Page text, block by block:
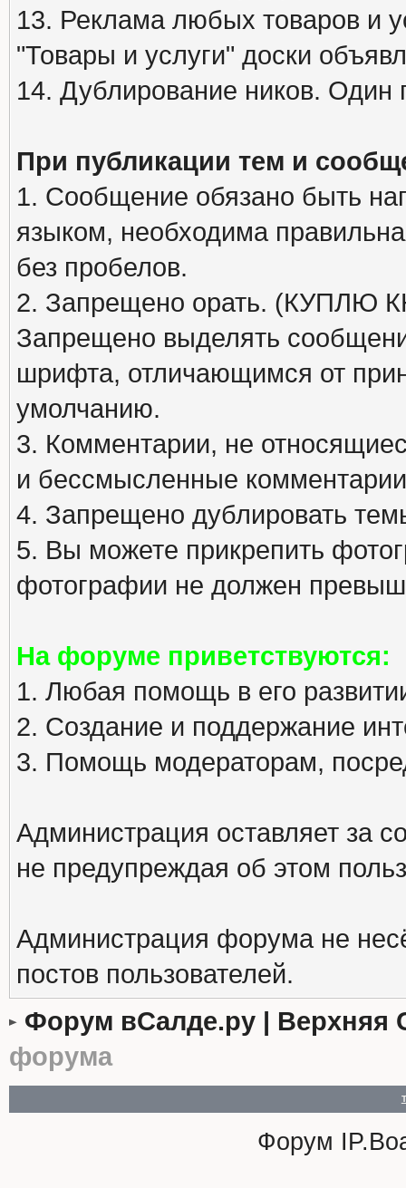
13. Реклама любых товаров и
"Товары и услуги" доски
14. Дублирование ников. Один
При публикации тем и
1. Сообщение обязано быть
языком, необходима
без пробелов.
2. Запрещено орать. (КУПЛЮ
Запрещено выделять
шрифта, отличающимся от
умолчанию.
3. Комментарии, не
и бессмысленные
4. Запрещено дублировать
5. Вы можете прикрепить
фотографии не должен
На форуме приветствуются:
1. Любая помощь в его
2. Создание и поддержание
3. Помощь модераторам,
Администрация оставляет за
не предупреждая об этом
Администрация форума не
постов пользователей.
Форум вСалде.ру | Верхняя
форума
Форум